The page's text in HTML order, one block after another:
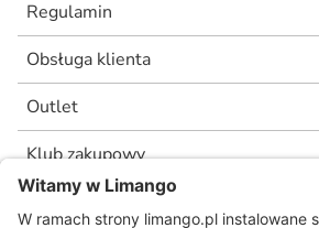
Regulamin
Obsługa klienta
Outlet
Klub zakupowy